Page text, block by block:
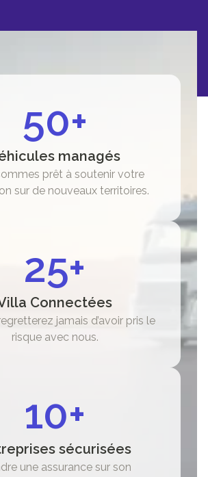
50+
managés
prêt à soutenir votre
sur de nouveaux territoires.
25+
Connectées
jamais d’avoir pris le
risque avec nous.
10+
sécurisées
une assurance sur son